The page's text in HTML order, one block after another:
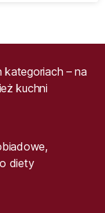
– na
kuchni
diety